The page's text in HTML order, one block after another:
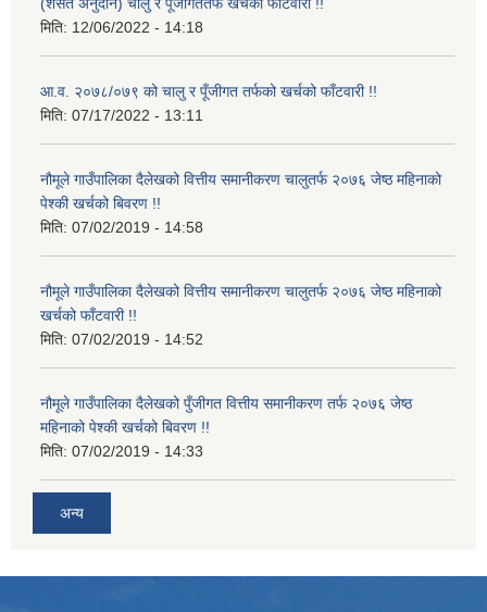
(शसर्त अनुदान) चालु र पूंजीगततर्फ खर्चको फाँटवारी !!
मिति: 12/06/2022 - 14:18
आ.व. २०७८/०७९ को चालु र पूँजीगत तर्फको खर्चको फाँटवारी !!
मिति: 07/17/2022 - 13:11
नौमूले गाउँपालिका दैलेखको वित्तीय समानीकरण चालुतर्फ २०७६ जेष्ठ महिनाको
पेश्की खर्चको बिवरण !!
मिति: 07/02/2019 - 14:58
नौमूले गाउँपालिका दैलेखको वित्तीय समानीकरण चालुतर्फ २०७६ जेष्ठ महिनाको
खर्चको फाँटवारी !!
मिति: 07/02/2019 - 14:52
नौमूले गाउँपालिका दैलेखको पुँजीगत वित्तीय समानीकरण तर्फ २०७६ जेष्ठ
महिनाको पेश्की खर्चको बिवरण !!
मिति: 07/02/2019 - 14:33
अन्य